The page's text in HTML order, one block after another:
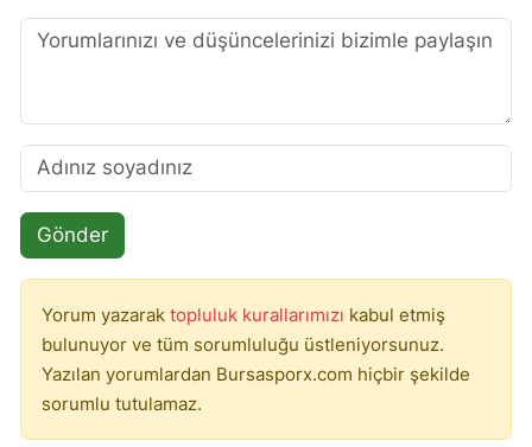
Gönder
Yorum yazarak topluluk kurallarımızı kabul etmiş
bulunuyor ve tüm sorumluluğu üstleniyorsunuz.
Yazılan yorumlardan Bursasporx.com hiçbir şekilde
sorumlu tutulamaz.